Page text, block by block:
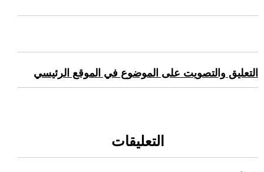
التعليق والتصويت على الموضوع في الموقع الرئيسي
التعليقات